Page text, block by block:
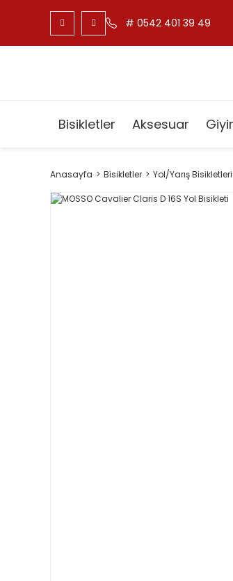
# 0542 401 39 49
Bisikletler Aksesuar
Anasayfa Bisikletler Yol/Yarış Bisikletleri